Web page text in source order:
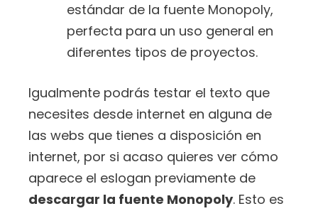
estándar de la fuente Monopoly,
perfecta para un uso general en
diferentes tipos de proyectos.
Igualmente podrás testar el texto que
necesites desde internet en alguna de
las webs que tienes a disposición en
internet, por si acaso quieres ver cómo
aparece el eslogan previamente de
descargar la fuente Monopoly. Esto es